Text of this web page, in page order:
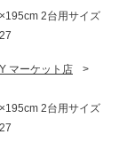
2台用サイズ
マーケット店
>
2台用サイズ